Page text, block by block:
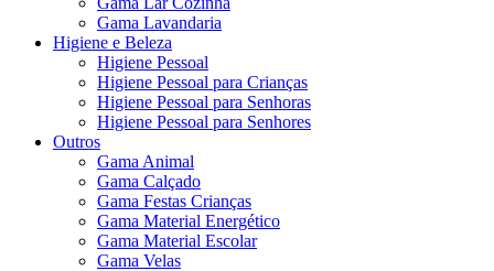
Gama Lavandaria
Higiene e Beleza
Higiene Pessoal
Higiene Pessoal para Crianças
Higiene Pessoal para Senhoras
Higiene Pessoal para Senhores
Outros
Gama Animal
Gama Calçado
Gama Festas Crianças
Gama Material Energético
Gama Material Escolar
Gama Velas